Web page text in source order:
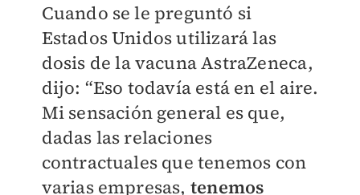
Cuando se le preguntó si
Estados Unidos utilizará las
dosis de la vacuna AstraZeneca,
dijo: “Eso todavía está en el aire.
Mi sensación general es que,
dadas las relaciones
contractuales que tenemos con
varias empresas, tenemos